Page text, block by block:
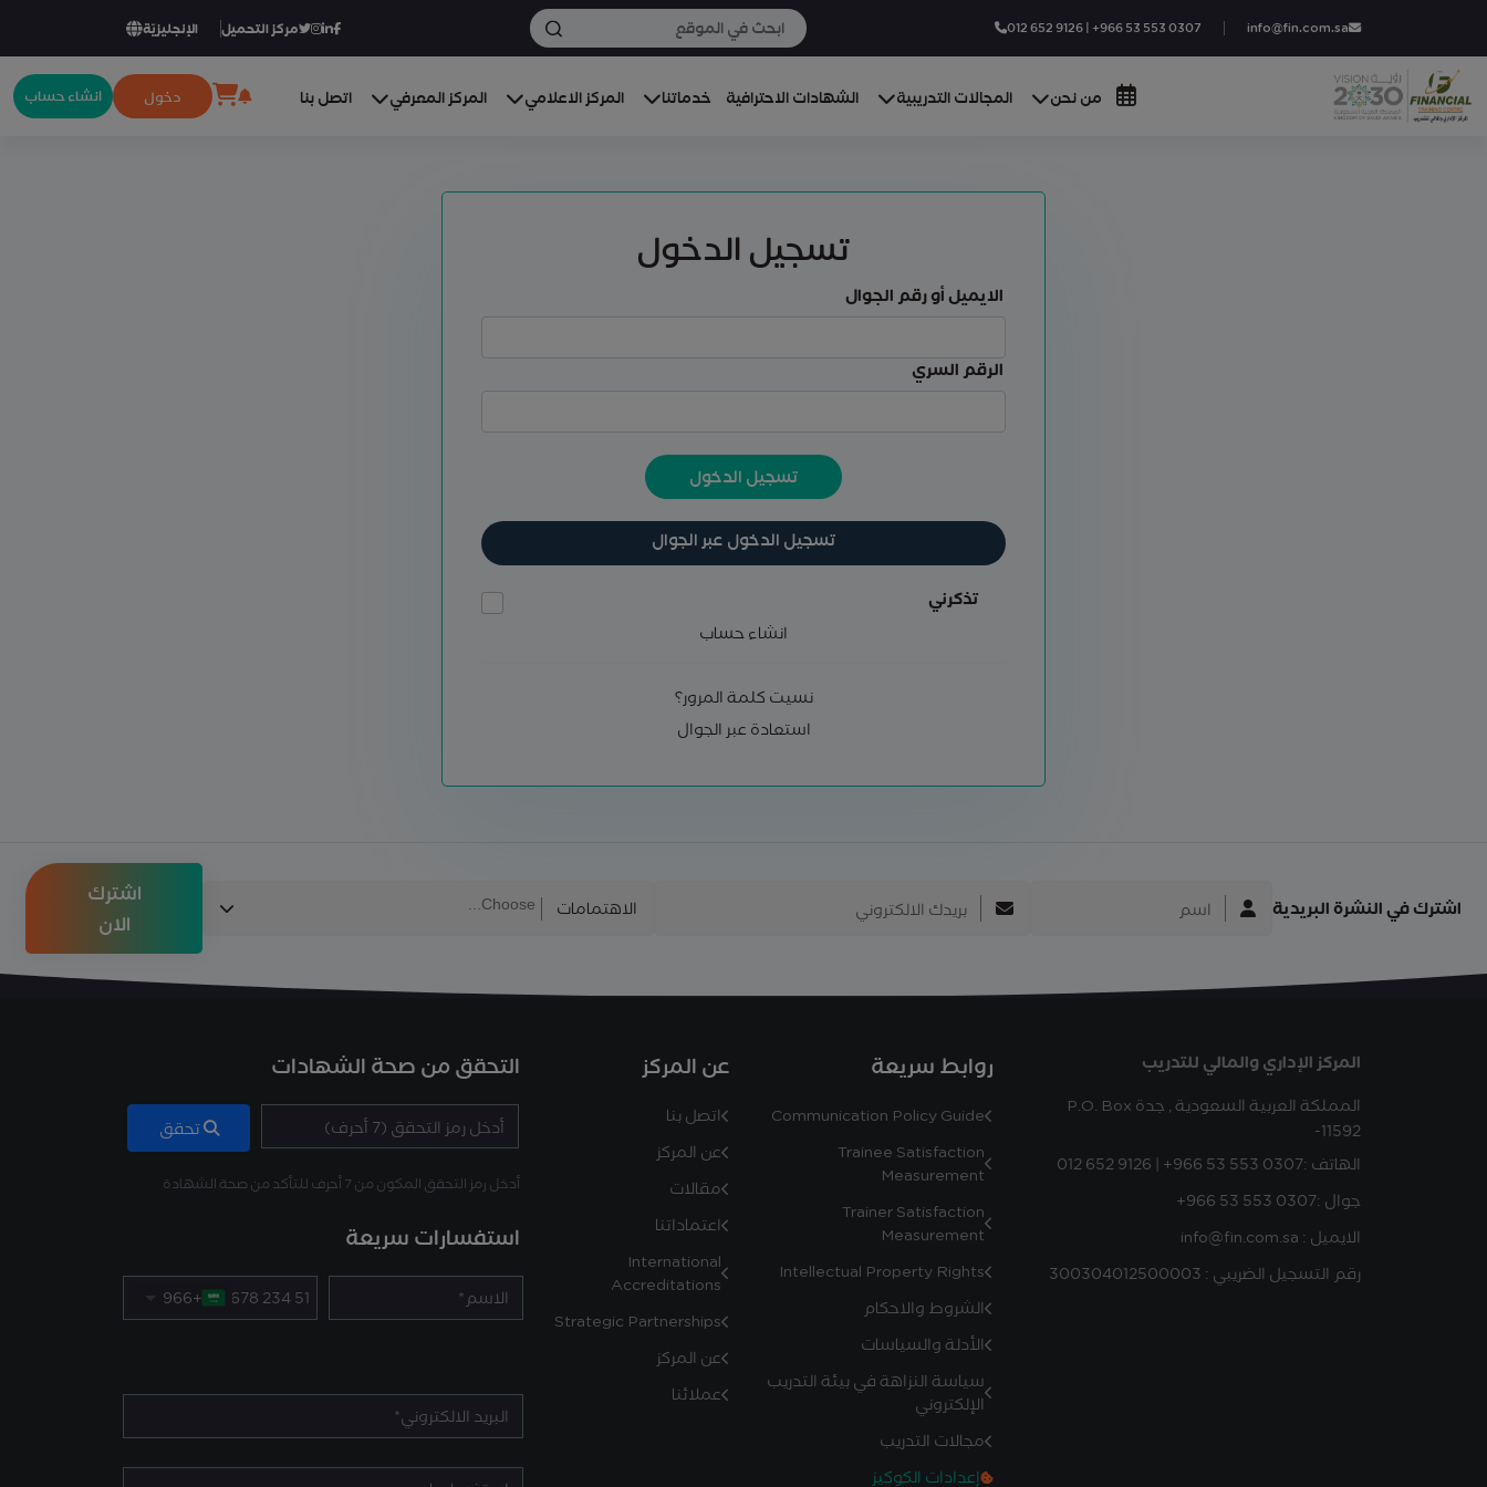
info@fin.com.sa
012 652 9126 | +966 53 553 0307 مركز التحميل الإنجليزيّة
من نحن المجالات التدريبية الشهادات الاحترافية خدماتنا المركز الاعلامي المركز المعرفي اتصل بنا دخول انشاء حساب
تسجيل الدخول
الايميل أو رقم الجوال
الرقم السري
تسجيل الدخول
تسجيل الدخول عبر الجوال
تذكرني
انشاء حساب
نسيت كلمة المرور؟
استعادة عبر الجوال
اشترك في النشرة البريدية الاهتمامات
اشترك
الان
المركز الإداري والمالي للتدريب
المملكة العربية السعودية , جدة P.O. Box
-11592
الهاتف :012 652 9126 | +966 53 553 0307
جوال :+966 53 553 0307
الايميل : info@fin.com.sa
رقم التسجيل الضريبي : 300304012500003
روابط سريعة
Communication Policy Guide
Trainee Satisfaction
Measurement
Trainer Satisfaction
Measurement
Intellectual Property Rights
الشروط والاحكام
الأدلة والسياسات
سياسة النزاهة في بيئة التدريب
الإلكتروني
مجالات التدريب
إعدادات الكوكيز
عن المركز
اتصل بنا
عن المركز
مقالات
اعتماداتنا
International
Accreditations
Strategic Partnerships
عن المركز
عملائنا
التحقق من صحة الشهادات
تحقق
أدخل رمز التحقق المكون من 7 أحرف للتأكد من صحة الشهادة
استفسارات سريعة
+966